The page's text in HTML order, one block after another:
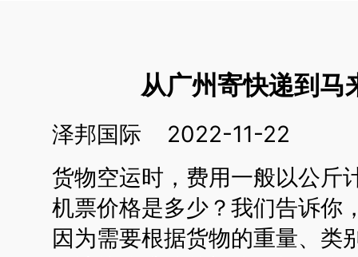
从广州寄快递到马
泽邦国际 2022-11-22
货物空运时，费用一般以公斤
机票价格是多少？我们告诉你
因为需要根据货物的重量、类